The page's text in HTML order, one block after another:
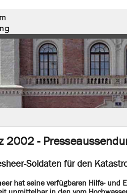
2002 -
Soldaten für den
hat seine verfügbaren Hilfs-